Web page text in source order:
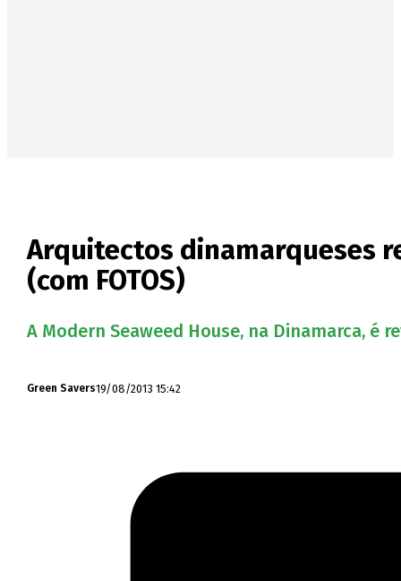
Arquitectos dinamarqueses
(com FOTOS)
A Modern Seaweed House, na Dinamarca,
Green Savers19/08/2013 15:42